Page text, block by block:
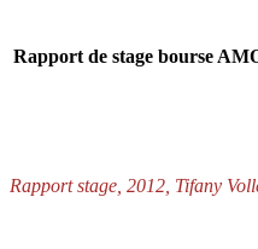
Rapport de stage bourse
Rapport stage, 2012, Tifany